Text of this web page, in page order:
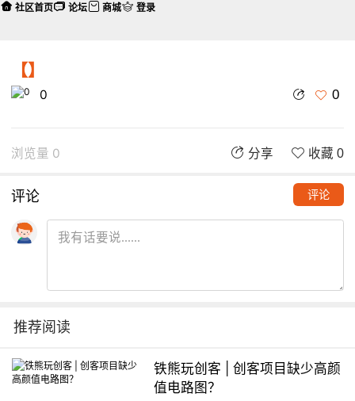
【】
0 0
浏览量 0 分享 收藏 0
评论 评论
推荐阅读
铁熊玩创客 | 创客项目缺少高颜
值电路图？
社区首页 论坛 商城 登录